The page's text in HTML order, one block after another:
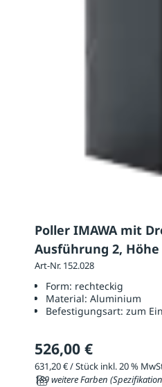
Poller IMAWA mit
Ausführung 2, Höhe
Art-Nr. 152.028
Form: rechteckig
Material: Aluminium
Befestigungsart: zum
526,00 €
631,20 € / Stück inkl. 20 %
189 weitere Farben